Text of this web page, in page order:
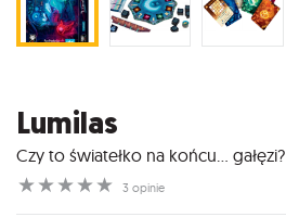
Lumilas
Czy to światełko na końcu… gałęzi?
☆
☆
☆
☆
☆ 3 opinie